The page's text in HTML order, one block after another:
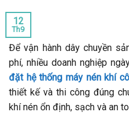
12
Th9
Để vận hành dây chuyền
phí, nhiều doanh nghiệp
đặt hệ thống máy nén khí
thiết kế và thi công đúng
khí nén ổn định, sạch và an